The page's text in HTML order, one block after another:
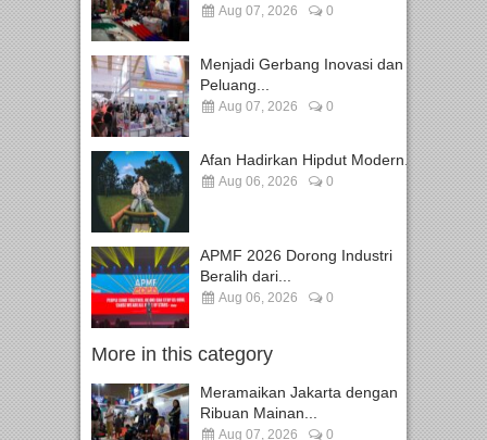
Aug 07, 2026 0
Menjadi Gerbang Inovasi dan
Peluang...
Aug 07, 2026 0
Afan Hadirkan Hipdut Modern...
Aug 06, 2026 0
APMF 2026 Dorong Industri
Beralih dari...
Aug 06, 2026 0
More in this category
Meramaikan Jakarta dengan
Ribuan Mainan...
Aug 07, 2026 0